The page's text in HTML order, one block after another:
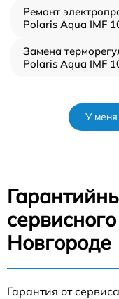
Ремонт
Polaris Aqua IMF
Замена
Polaris Aqua IMF
У меня
Новгороде
Гарантия от